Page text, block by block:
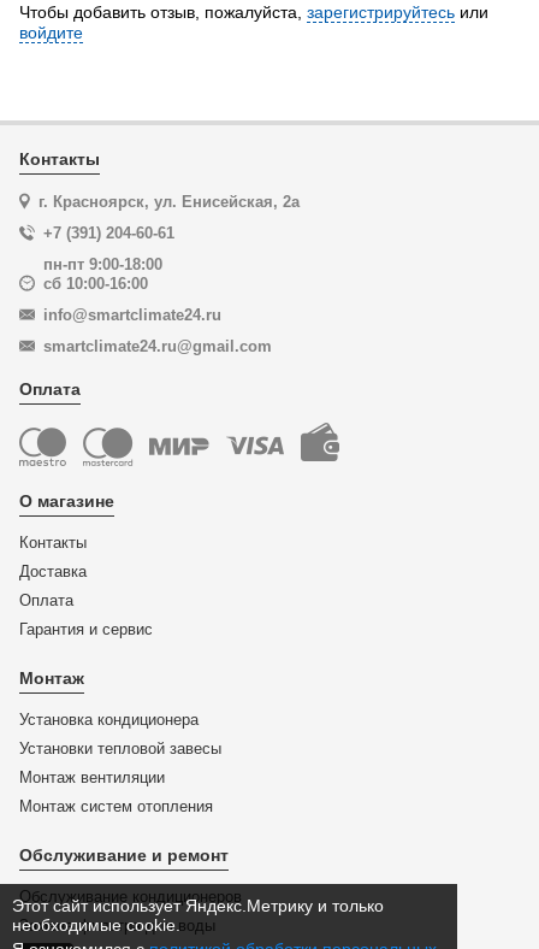
Этот сайт использует Яндекс.Метрику и только
необходимые cookie.
Чтобы добавить отзыв, пожалуйста, зарегистрируйтесь или
войдите
Контакты
г. Красноярск, ул. Енисейская, 2а
+7 (391) 204-60-61
пн-пт 9:00-18:00
сб 10:00-16:00
info@smartclimate24.ru
smartclimate24.ru@gmail.com
Оплата
О магазине
Контакты
Доставка
Оплата
Гарантия и сервис
Монтаж
Установка кондиционера
Установки тепловой завесы
Монтаж вентиляции
Монтаж систем отопления
Обслуживание и ремонт
Обслуживание кондиционеров
Замена фильтра для воды